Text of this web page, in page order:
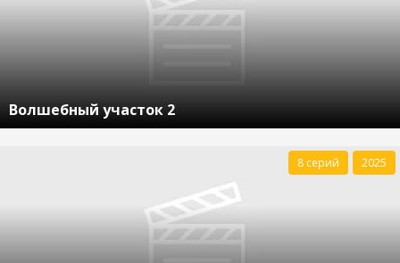
Волшебный участок 2
8 серий 2025